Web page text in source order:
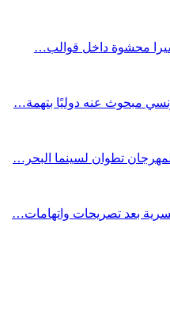
مبحوث عنه دوليًا بتهمة…
بعد تصريحات واتهامات…